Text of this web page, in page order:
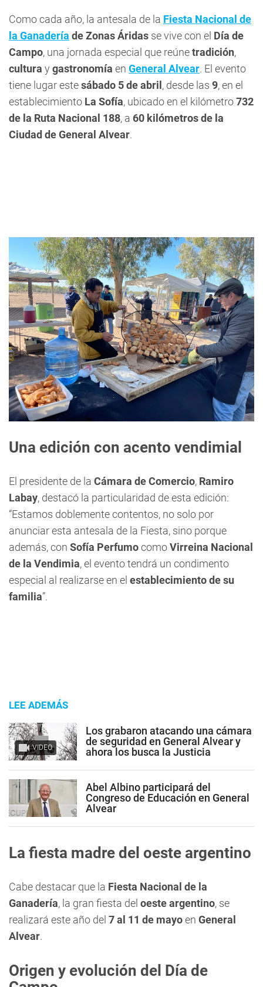
Como cada año, la antesala de la Fiesta Nacional de
la Ganadería de Zonas Áridas se vive con el Día de
Campo, una jornada especial que reúnetradición,
cultura y gastronomía en General Alvear. El evento
tiene lugar estesábado 5 de abril, desde las 9, en el
establecimiento La Sofía, ubicado en el kilómetro732
de la Ruta Nacional 188, a 60 kilómetros de la
Ciudad de General Alvear.
Una edición con acento vendimial
El presidente de la Cámara de Comercio, Ramiro
Labay, destacó la particularidad de esta edición:
“Estamos doblemente contentos, no solo por
anunciar esta antesala de la Fiesta, sino porque
además, con Sofía PerfumocomoVirreina Nacional
de la Vendimia, el evento tendrá un condimento
especial al realizarse en el establecimiento de su
familia”.
LEE ADEMÁS
VIDEO
Los grabaron atacando una cámara
de seguridad en General Alvear y
ahora los busca la Justicia
Abel Albino participará del
Congreso de Educación en General
Alvear
La fiesta madre del oeste argentino
Cabe destacar que la Fiesta Nacional de la
Ganadería, la gran fiesta del oeste argentino, se
realizará este año del 7 al 11 de mayoen General
Alvear.
Origen y evolución del Día de